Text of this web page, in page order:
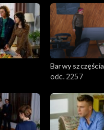
Barwy szczęścia
odc. 2257